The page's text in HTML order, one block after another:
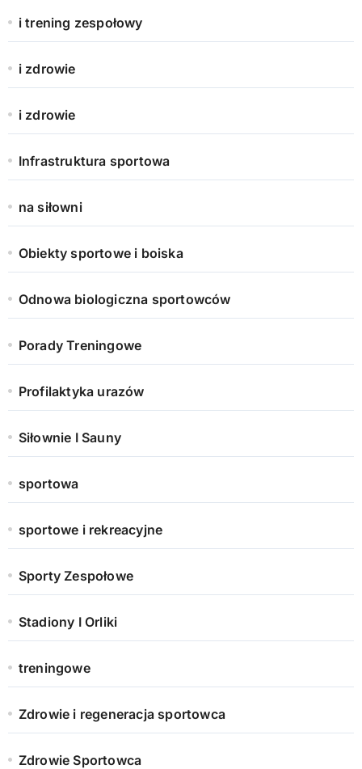
i trening zespołowy
i zdrowie
i zdrowie
Infrastruktura sportowa
na siłowni
Obiekty sportowe i boiska
Odnowa biologiczna sportowców
Porady Treningowe
Profilaktyka urazów
Siłownie I Sauny
sportowa
sportowe i rekreacyjne
Sporty Zespołowe
Stadiony I Orliki
treningowe
Zdrowie i regeneracja sportowca
Zdrowie Sportowca